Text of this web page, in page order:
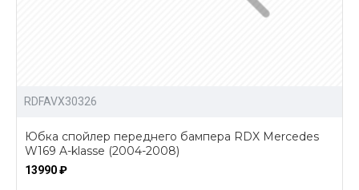
RDFAVX30326
Юбка спойлер переднего бампера RDX Mercedes
W169 A-klasse (2004-2008)
13990 ₽